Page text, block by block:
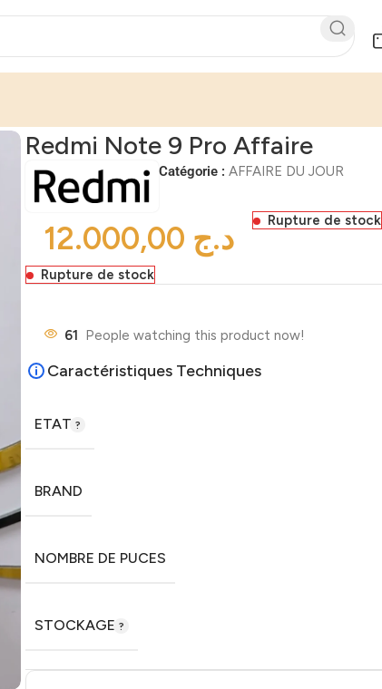
Redmi Note 9 Pro Affaire
Catégorie : AFFAIRE DU JOUR
د.ج Rupture de stock
Rupture de stock
61 People watching this product now!
Caractéristiques Techniques
ETAT
BRAND
NOMBRE DE PUCES
STOCKAGE